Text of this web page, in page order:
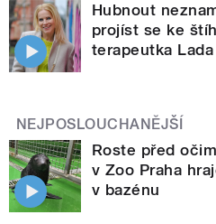
Hubnout
projíst se ke
terapeutka
NEJPOSLOUCHANĚJŠÍ
Roste před
v Zoo Praha
v bazénu